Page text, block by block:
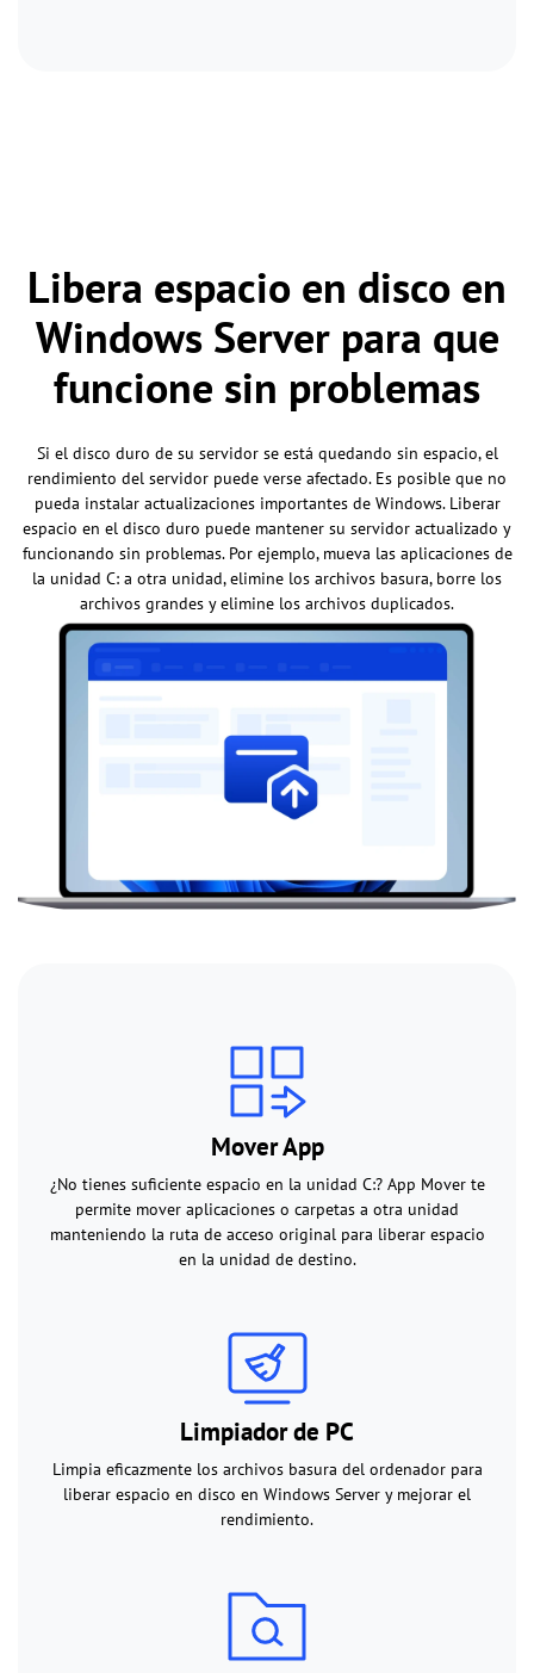
Libera espacio en disco en
Windows Server para que
funcione sin problemas
Si el disco duro de su servidor se está quedando sin espacio, el
rendimiento del servidor puede verse afectado. Es posible que no
pueda instalar actualizaciones importantes de Windows. Liberar
espacio en el disco duro puede mantener su servidor actualizado y
funcionando sin problemas. Por ejemplo, mueva las aplicaciones de
la unidad C: a otra unidad, elimine los archivos basura, borre los
archivos grandes y elimine los archivos duplicados.
Mover App
¿No tienes suficiente espacio en la unidad C:? App Mover te
permite mover aplicaciones o carpetas a otra unidad
manteniendo la ruta de acceso original para liberar espacio
en la unidad de destino.
Limpiador de PC
Limpia eficazmente los archivos basura del ordenador para
liberar espacio en disco en Windows Server y mejorar el
rendimiento.